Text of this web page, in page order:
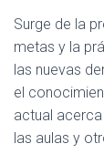
Surge de la
metas y la
las nuevas
el
actual
las aulas y